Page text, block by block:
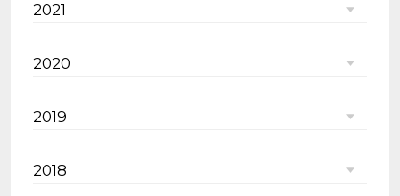
2021
2020
2019
2018